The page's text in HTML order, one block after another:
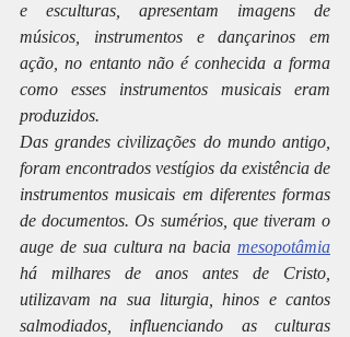
e esculturas, apresentam imagens de
músicos, instrumentos e dançarinos em
ação, no entanto não é conhecida a forma
como esses instrumentos musicais eram
produzidos.
Das grandes civilizações do mundo antigo,
foram encontrados vestígios da existência de
instrumentos musicais em diferentes formas
de documentos. Os sumérios, que tiveram o
auge de sua cultura na bacia mesopotâmia
há milhares de anos antes de Cristo,
utilizavam na sua liturgia, hinos e cantos
salmodiados, influenciando as culturas